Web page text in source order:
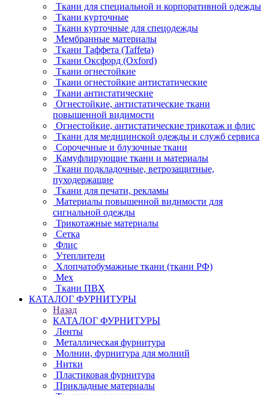
Ткани для специальной и корпоративной одежды
Ткани курточные
Ткани курточные для спецодежды
Мембранные материалы
Ткани Таффета (Taffeta)
Ткани Оксфорд (Oxford)
Ткани огнестойкие
Ткани огнестойкие антистатические
Ткани антистатические
Огнестойкие, антистатические ткани
повышенной видимости
Огнестойкие, антистатические трикотаж и флис
Ткани для медицинской одежды и служб сервиса
Сорочечные и блузочные ткани
Камуфлирующие ткани и материалы
Ткани подкладочные, ветрозащитные,
пуходержащие
Ткани для печати, рекламы
Материалы повышенной видимости для
сигнальной одежды
Трикотажные материалы
Сетка
Флис
Утеплители
Хлопчатобумажные ткани (ткани РФ)
Мех
Ткани ПВХ
КАТАЛОГ ФУРНИТУРЫ
Назад
КАТАЛОГ ФУРНИТУРЫ
Ленты
Металлическая фурнитура
Молнии, фурнитура для молний
Нитки
Пластиковая фурнитура
Прикладные материалы